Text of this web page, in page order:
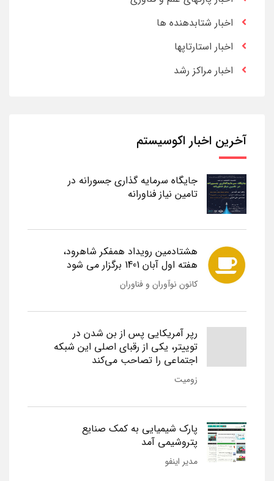
اخبار شتابدهنده ها
اخبار استارتاپها
اخبار مراکز رشد
آخرین اخبار اکوسیستم
جایگاه سرمایه گذاری جسورانه در
تامین نیاز فناورانه
هشتادمین رویداد همفکر شاهرود،
هفته اول آبان 1401 برگزار می شود
کانون نوآوران و فناوران
رپر آمریکایی پس از بن شدن در
توییتر، یکی از رقبای اصلی این شبکه
اجتماعی را تصاحب می‌کند
زومیت
پارک شیمیایی به کمک صنایع
پتروشیمی آمد
مدیر اینفو